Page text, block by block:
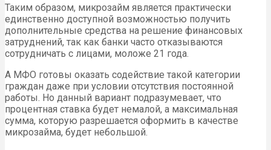
Таким образом, микрозайм является практически
единственно доступной возможностью получить
дополнительные средства на решение финансовых
затруднений, так как банки часто отказываются
сотрудничать с лицами, моложе 21 года.
А МФО готовы оказать содействие такой категории
граждан даже при условии отсутствия постоянной
работы. Но данный вариант подразумевает, что
процентная ставка будет немалой, а максимальная
сумма, которую разрешается оформить в качестве
микрозайма, будет небольшой.